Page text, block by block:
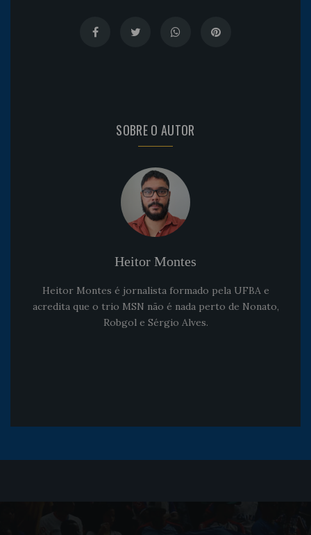
SOBRE O AUTOR
Heitor Montes
Heitor Montes é jornalista formado pela UFBA e
acredita que o trio MSN não é nada perto de Nonato,
Robgol e Sérgio Alves.